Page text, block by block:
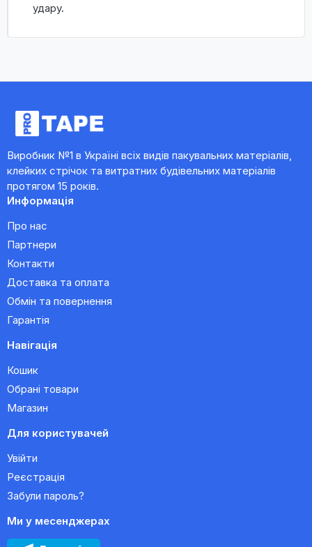
удару.
Виробник №1 в Україні всіх видів пакувальних матеріалів,
клейких стрічок та витратних будівельних матеріалів
протягом 15 років.
Информація
Про нас
Партнери
Контакти
Доставка та оплата
Обмін та повернення
Гарантія
Навігація
Кошик
Обрані товари
Магазин
Для користувачей
Увійти
Реєстрація
Забули пароль?
Ми у месенджерах